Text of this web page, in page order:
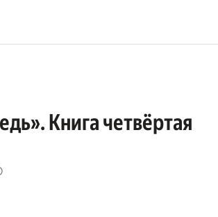
Книга четвёртая